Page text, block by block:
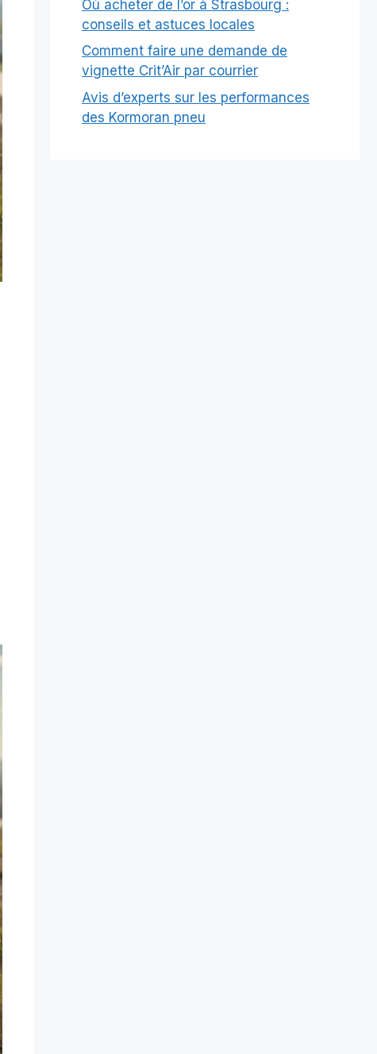
Où acheter de l’or à Strasbourg :
conseils et astuces locales
Comment faire une demande de
vignette Crit’Air par courrier
Avis d’experts sur les performances
des Kormoran pneu